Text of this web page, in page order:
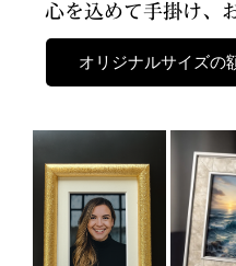
心を込めて手掛け、
オリジナルサイズの